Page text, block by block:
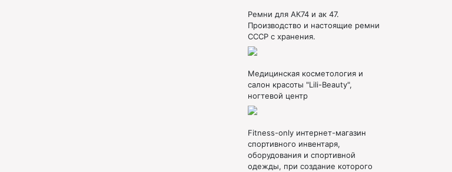
Ремни для АК74 и ак 47.
Производство и настоящие ремни
СССР с хранения.
Медицинская косметология и
салон красоты "Lili-Beauty",
ногтевой центр
Fitness-only интернет-магазин
спортивного инвентаря,
оборудования и спортивной
одежды, при создание которого